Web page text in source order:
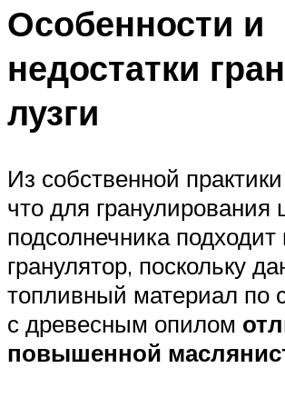
Особенности и
недостатки
лузги
Из собственной
что для гранулирования
подсолнечника
гранулятор, поскольку
топливный материал по
с древесным опилом
повышенной